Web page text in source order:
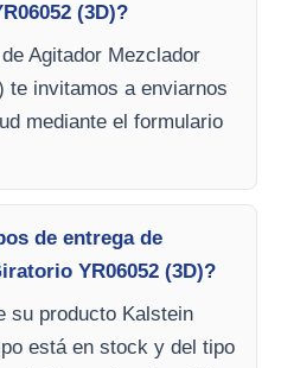
(3D)?
Agitador Mezclador
te invitamos a enviarnos
mediante el formulario
de entrega de
YR06052 (3D)?
su producto Kalstein
está en stock y del tipo